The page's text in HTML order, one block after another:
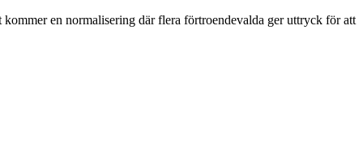
en normalisering där flera förtroendevalda ger uttryck för att